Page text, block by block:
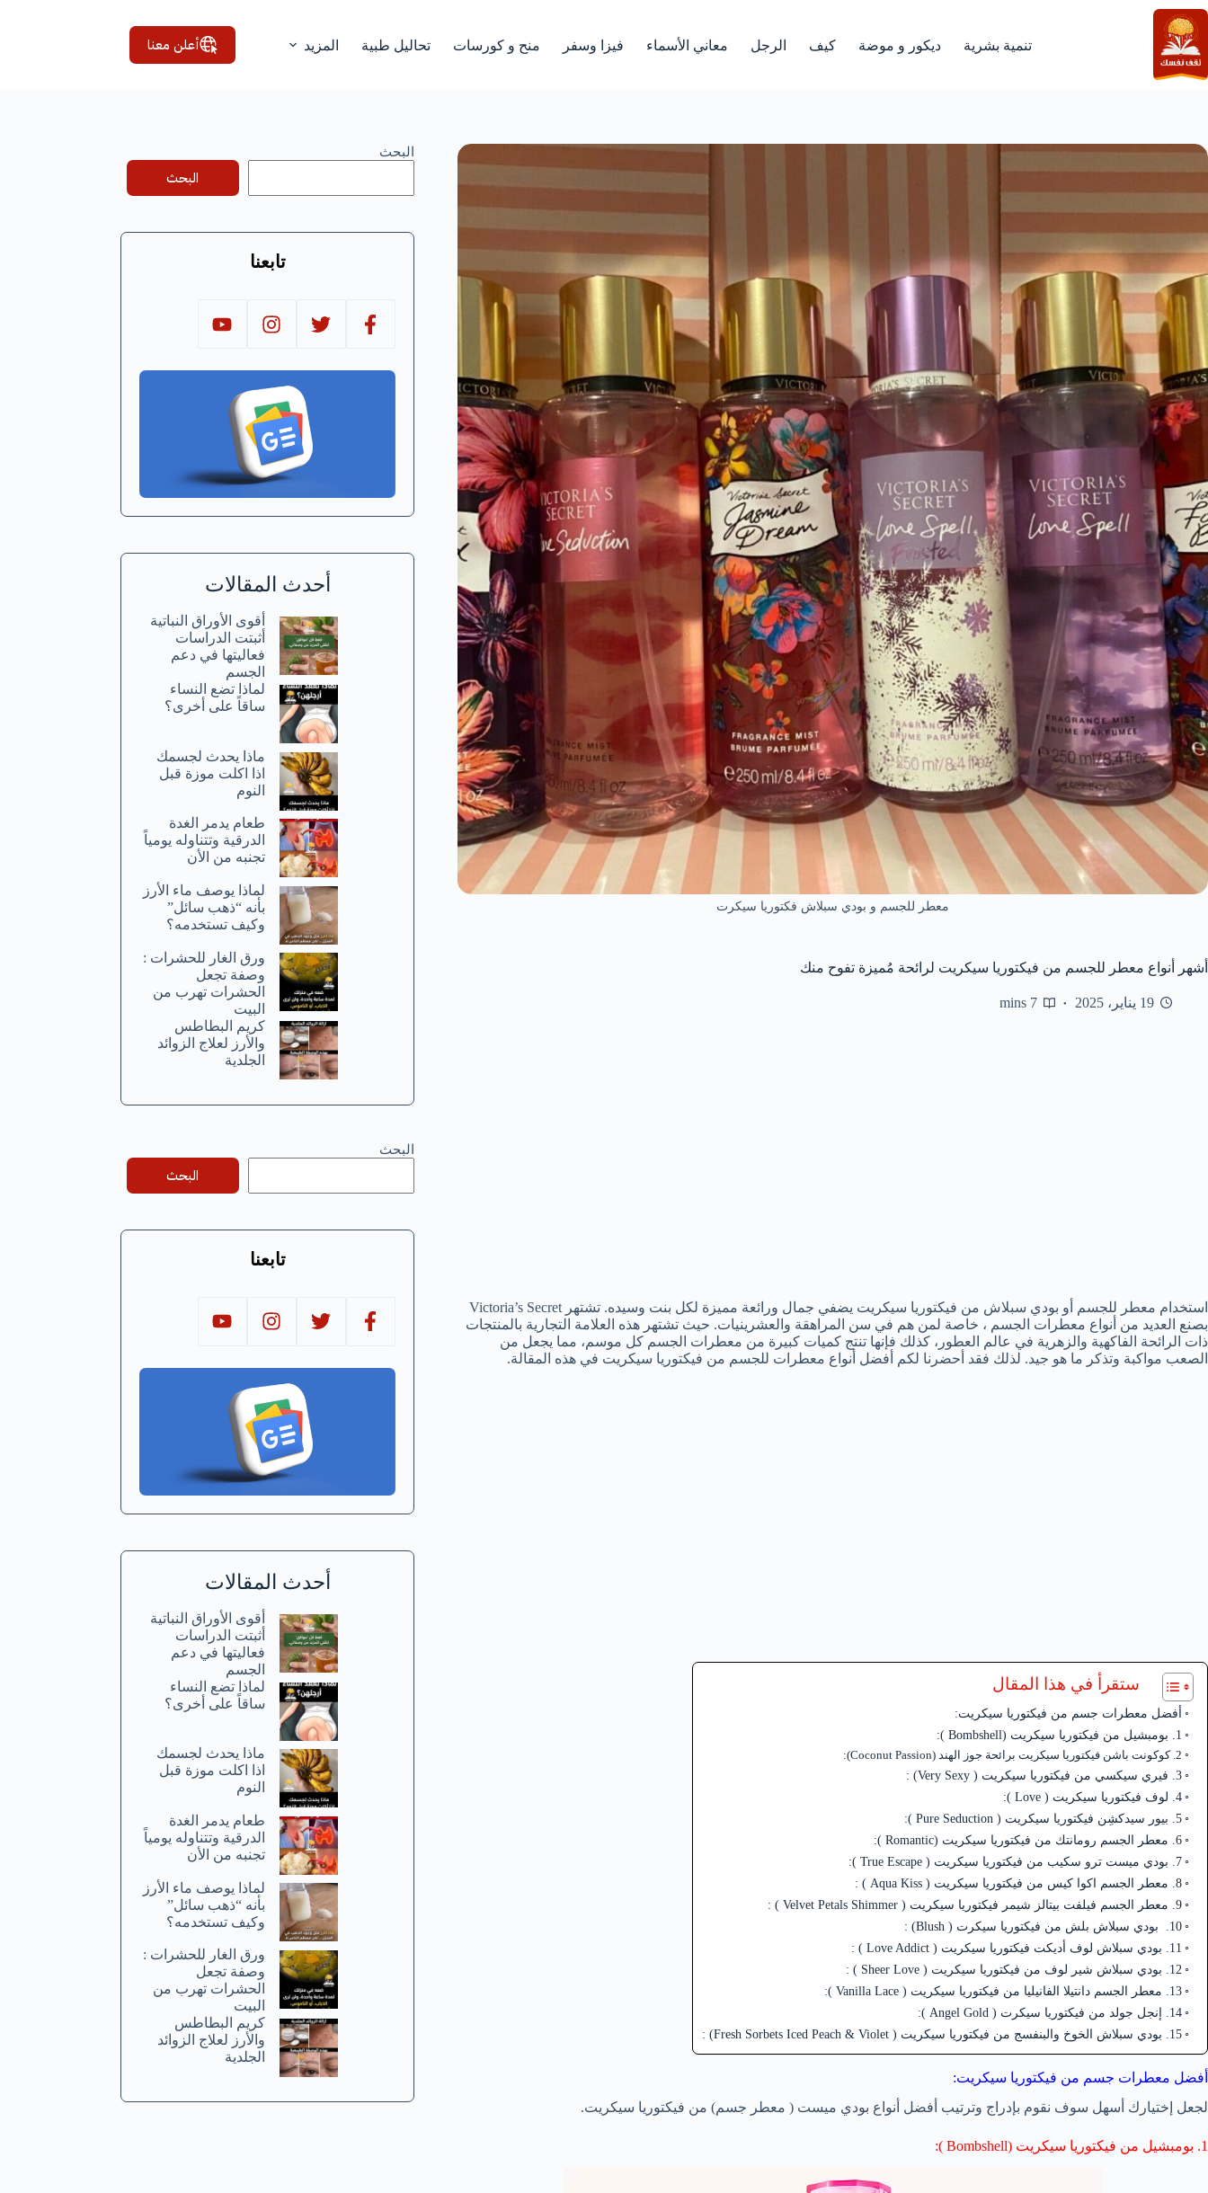
التجاوز
إلى
المحتوى
تنمية بشرية ديكور و موضة كيف الرجل معاني الأسماء فيزا وسفر منح و كورسات تحاليل طبية المزيد أعلن معنا
معطر للجسم و بودي سبلاش فكتوريا سيكرت
أشهر أنواع معطر للجسم من فيكتوريا سيكريت لرائحة مُميزة تفوح منك
19 يناير، 2025 7 mins
استخدام معطر للجسم أو بودي سبلاش من فيكتوريا سيكريت يضفي جمال ورائعة مميزة لكل بنت وسيده. تشتهر Victoria’s Secret
بصنع العديد من أنواع معطرات الجسم ، خاصة لمن هم في سن المراهقة والعشرينيات. حيث تشتهر هذه العلامة التجارية بالمنتجات
ذات الرائحة الفاكهية والزهرية في عالم العطور، كذلك فإنها تنتج كميات كبيرة من معطرات الجسم كل موسم، مما يجعل من
الصعب مواكبة وتذكر ما هو جيد. لذلك فقد أحضرنا لكم أفضل أنواع معطرات للجسم من فيكتوريا سيكريت في هذه المقالة.
ستقرأ في هذا المقال
أفضل معطرات جسم من فيكتوريا سيكريت:
1. بومبشيل من فيكتوريا سيكريت (Bombshell ):
2. كوكونت باشن فيكتوريا سيكريت برائحة جوز الهند (Coconut Passion):
3. فيري سيكسي من فيكتوريا سيكريت ( Very Sexy) :
4. لوف فيكتوريا سيكريت ( Love ):
5. بيور سيدكشِن فيكتوريا سيكريت ( Pure Seduction ):
6. معطر الجسم رومانتك من فيكتوريا سيكريت (Romantic ):
7. بودي ميست ترو سكيب من فيكتوريا سيكريت ( True Escape ):
8. معطر الجسم اكوا كيس من فيكتوريا سيكريت ( Aqua Kiss ) :
9. معطر الجسم فيلفت بيتالز شيمر فيكتوريا سيكريت ( Velvet Petals Shimmer ) :
10. بودي سبلاش بلش من فيكتوريا سيكرت ( Blush) :
11. بودي سبلاش لوف أديكت فيكتوريا سيكريت ( Love Addict ) :
12. بودي سبلاش شير لوف من فيكتوريا سيكريت ( Sheer Love ) :
13. معطر الجسم دانتيلا الفانيليا من فيكتوريا سيكريت ( Vanilla Lace ):
14. إنجل جولد من فيكتوريا سيكرت ( Angel Gold ):
15. بودي سبلاش الخوخ والبنفسج من فيكتوريا سيكريت ( Fresh Sorbets Iced Peach & Violet) :
أفضل معطرات جسم من فيكتوريا سيكريت:
لجعل إختيارك أسهل سوف نقوم بإدراج وترتيب أفضل أنواع بودي ميست ( معطر جسم) من فيكتوريا سيكريت.
1. بومبشيل من فيكتوريا سيكريت (Bombshell ):
البحث
البحث
تابعنا
أحدث المقالات
أقوى الأوراق النباتية
أثبتت الدراسات
فعاليتها في دعم
الجسم
لماذا تضع النساء
ساقاً على أخرى؟
ماذا يحدث لجسمك
اذا اكلت موزة قبل
النوم
طعام يدمر الغدة
الدرقية وتتناوله يومياً
تجنبه من الأن
لماذا يوصف ماء الأرز
بأنه “ذهب سائل”
وكيف تستخدمه؟
ورق الغار للحشرات :
وصفة تجعل
الحشرات تهرب من
البيت
كريم البطاطس
والأرز لعلاج الزوائد
الجلدية
البحث
البحث
تابعنا
أحدث المقالات
أقوى الأوراق النباتية
أثبتت الدراسات
فعاليتها في دعم
الجسم
لماذا تضع النساء
ساقاً على أخرى؟
ماذا يحدث لجسمك
اذا اكلت موزة قبل
النوم
طعام يدمر الغدة
الدرقية وتتناوله يومياً
تجنبه من الأن
لماذا يوصف ماء الأرز
بأنه “ذهب سائل”
وكيف تستخدمه؟
ورق الغار للحشرات :
وصفة تجعل
الحشرات تهرب من
البيت
كريم البطاطس
والأرز لعلاج الزوائد
الجلدية